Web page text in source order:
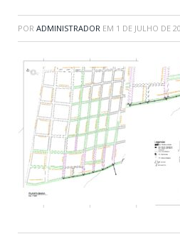
POR ADMINISTRADOR EM 1 DE JULHO DE